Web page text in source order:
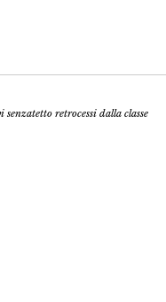
retrocessi dalla classe